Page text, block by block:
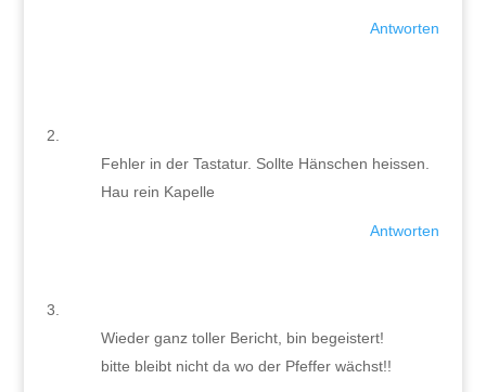
Antworten
Fehler in der Tastatur. Sollte Hänschen heissen.
Hau rein Kapelle
Antworten
Wieder ganz toller Bericht, bin begeistert!
bitte bleibt nicht da wo der Pfeffer wächst!!